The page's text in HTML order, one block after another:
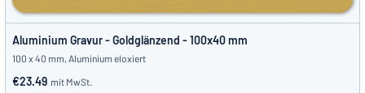
Aluminium Gravur - Goldglänzend - 100x40 mm
100 x 40 mm, Aluminium eloxiert
€23.49 mit MwSt.